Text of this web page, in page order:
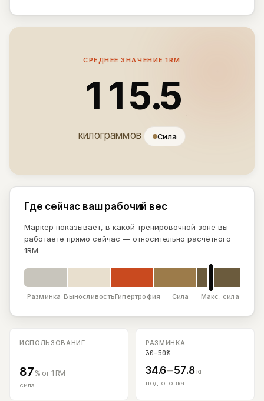
СРЕДНЕЕ ЗНАЧЕНИЕ 1RM
115.5
килограммов Сила
Где сейчас ваш рабочий вес
Маркер показывает, в какой тренировочной зоне вы
работаете прямо сейчас — относительно расчётного
1RM.
Разминка ВыносливостьГипертрофия Сила Макс. сила
ИСПОЛЬЗОВАНИЕ
87% от 1RM
сила
РАЗМИНКА
30–50%
34.6–57.8 кг
подготовка